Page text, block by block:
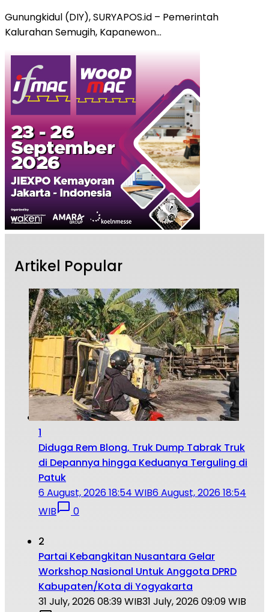
Gunungkidul (DIY), SURYAPOS.id – Pemerintah
Kalurahan Semugih, Kapanewon…
Artikel Popular
1
Diduga Rem Blong, Truk Dump Tabrak Truk
di Depannya hingga Keduanya Terguling di
Patuk
6 August, 2026 18:54 WIB6 August, 2026 18:54
WIB
0
2
Partai Kebangkitan Nusantara Gelar
Workshop Nasional Untuk Anggota DPRD
Kabupaten/Kota di Yogyakarta
31 July, 2026 08:39 WIB31 July, 2026 09:09 WIB